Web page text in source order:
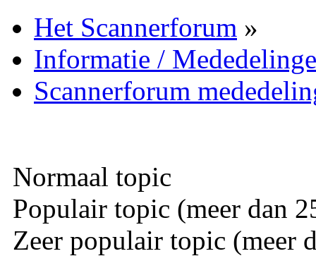
Het Scannerforum »
Informatie /
Scannerforum
Normaal topic
Populair topic (meer dan
Zeer populair topic (meer